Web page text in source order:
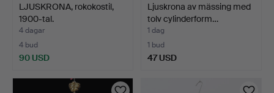
LJUSKRONA, rokokostil,
1900-tal.
4 dagar
4 bud
90 USD
Ljuskrona av mässing med
tolv cylinderform…
1 dag
1 bud
47 USD